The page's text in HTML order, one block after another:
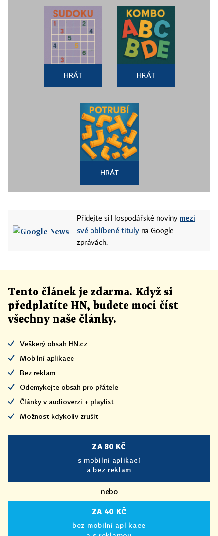
HRÁT HRÁT
HRÁT
Přidejte si Hospodářské noviny mezi
své oblíbené tituly na Google
zprávách.
Tento článek je zdarma. Když si
předplatíte HN, budete moci číst
všechny naše články.
Veškerý obsah HN.cz
Mobilní aplikace
Bez reklam
Odemykejte obsah pro přátele
Články v audioverzi + playlist
Možnost kdykoliv zrušit
ZA 80 KČ
s mobilní aplikací
a bez reklam
nebo
ZA 40 KČ
bez mobilní aplikace